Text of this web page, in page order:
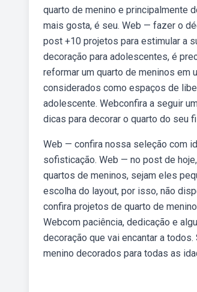
quarto de menino e principalmente
mais gosta, é seu. Web — fazer o
post +10 projetos para estimular a
decoração para adolescentes, é
reformar um quarto de meninos em
considerados como espaços de
adolescente. Webconfira a seguir
dicas para decorar o quarto do seu
Web — confira nossa seleção com
sofisticação. Web — no post de
quartos de meninos, sejam eles
escolha do layout, por isso, não
confira projetos de quarto de
Webcom paciência, dedicação e
decoração que vai encantar a
menino decorados para todas as